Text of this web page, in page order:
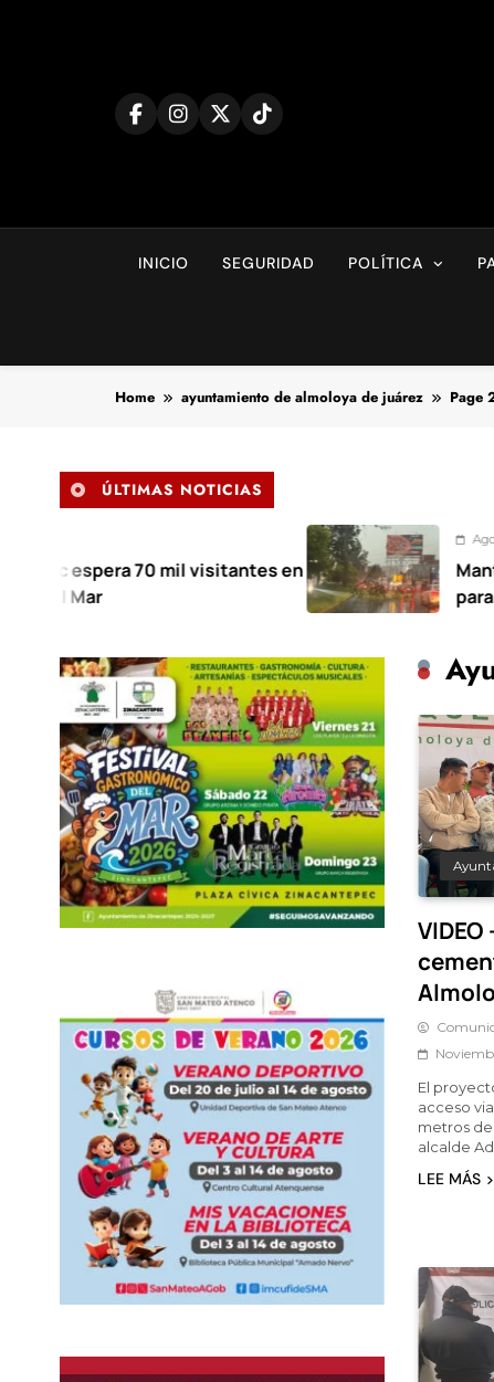
INICIO SEGURIDAD POLÍTICA
Home ayuntamiento de almoloya de juárez Page
ÚLTIMAS NOTICIAS
mil visitantes en
Agosto 7, 2026
Mantiene Toluca
para atender
El
acceso
metros
alcalde
LEE MÁS